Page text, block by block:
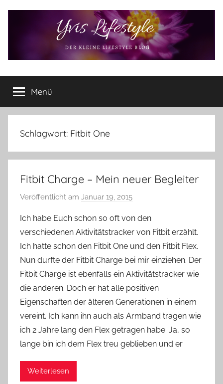
Yvis
Lifestyle
Lifestyle
Blog
–
Lifestyle,
Produkttests
vieles
Menü
Schlagwort: Fitbit One
Fitbit Charge – Mein neuer Begleiter
Veröffentlicht am Januar 19, 2015
n
Y
v
o
n
n
e
Ich habe Euch schon so oft von den
verschiedenen Aktivitätstracker von Fitbit erzählt.
Ich hatte schon den Fitbit One und den Fitbit Flex.
Nun durfte der Fitbit Charge bei mir einziehen. Der
Fitbit Charge ist ebenfalls ein Aktivitätstracker wie
die anderen. Doch er hat alle positiven
Eigenschaften der älteren Generationen in einem
vereint. Ich kann ihn auch als Armband tragen wie
ich 2 Jahre lang den Flex getragen habe. Ja, so
lange bin ich dem Flex treu geblieben und er
Weiterlesen